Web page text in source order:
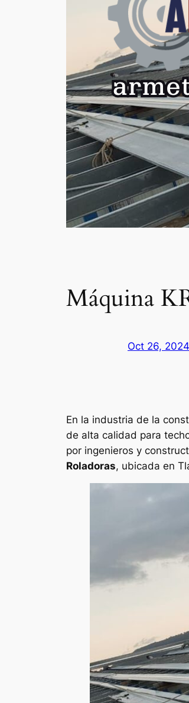
Máquina
Oct 26, 2024
En la industria de la
de alta calidad para
por ingenieros y
Roladoras, ubicada en